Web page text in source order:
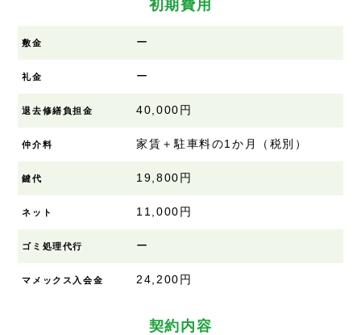
初期費用
敷金 ー
礼金 ー
退去修繕負担金 40,000円
仲介料 家賃＋駐車料の1か月（税別）
鍵代 19,800円
ネット 11,000円
ゴミ処理代行 ー
マメックス入会金 24,200円
契約内容